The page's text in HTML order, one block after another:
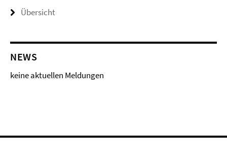
Übersicht
NEWS
keine aktuellen Meldungen